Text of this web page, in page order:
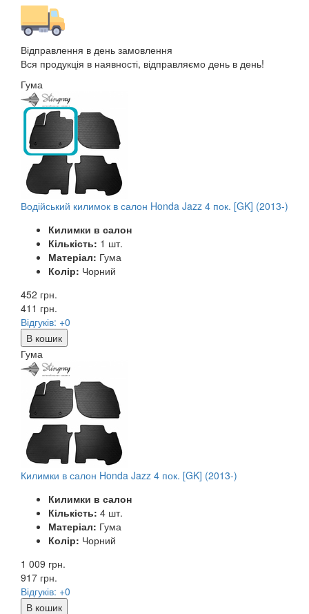
Відправлення в день замовлення
Вся продукція в наявності, відправляємо день в день!
Гума
Водійський килимок в салон Honda Jazz 4 пок. [GK] (2013-)
Килимки в салон
Кількість: 1 шт.
Матеріал: Гума
Колір: Чорний
452 грн.
411 грн.
Відгуків: +0
В кошик
Гума
Килимки в салон Honda Jazz 4 пок. [GK] (2013-)
Килимки в салон
Кількість: 4 шт.
Матеріал: Гума
Колір: Чорний
1 009 грн.
917 грн.
Відгуків: +0
В кошик